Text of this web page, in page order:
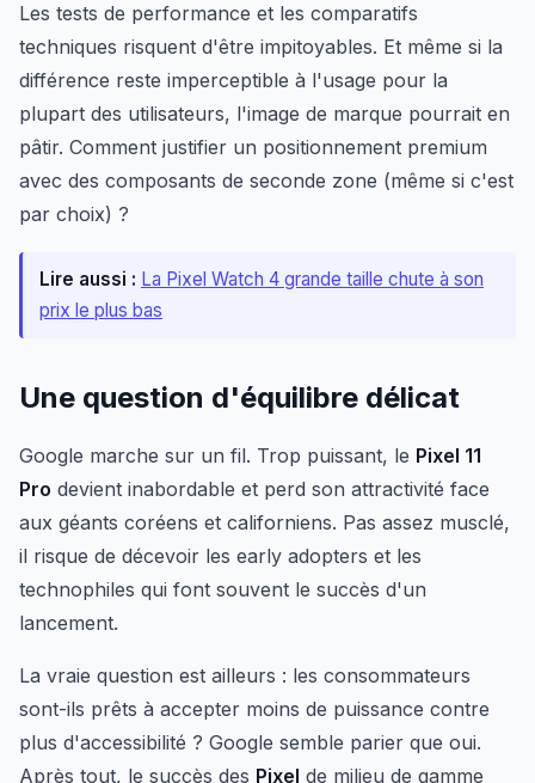
Les tests de performance et les comparatifs
techniques risquent d'être impitoyables. Et même si la
différence reste imperceptible à l'usage pour la
plupart des utilisateurs, l'image de marque pourrait en
pâtir. Comment justifier un positionnement premium
avec des composants de seconde zone (même si c'est
par choix) ?
Lire aussi : La Pixel Watch 4 grande taille chute à son
prix le plus bas
Une question d'équilibre délicat
Google marche sur un fil. Trop puissant, le Pixel 11
Pro devient inabordable et perd son attractivité face
aux géants coréens et californiens. Pas assez musclé,
il risque de décevoir les early adopters et les
technophiles qui font souvent le succès d'un
lancement.
La vraie question est ailleurs : les consommateurs
sont-ils prêts à accepter moins de puissance contre
plus d'accessibilité ? Google semble parier que oui.
Après tout, le succès des Pixel de milieu de gamme